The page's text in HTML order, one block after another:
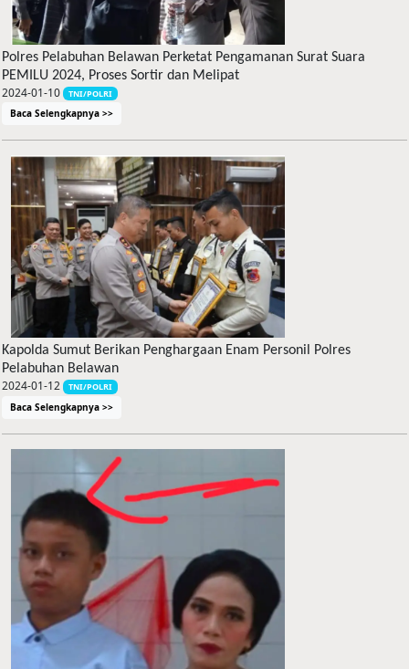
Polres Pelabuhan Belawan Perketat Pengamanan Surat Suara
PEMILU 2024, Proses Sortir dan Melipat
2024-01-10 TNI/POLRI
Baca Selengkapnya >>
Kapolda Sumut Berikan Penghargaan Enam Personil Polres
Pelabuhan Belawan
2024-01-12 TNI/POLRI
Baca Selengkapnya >>